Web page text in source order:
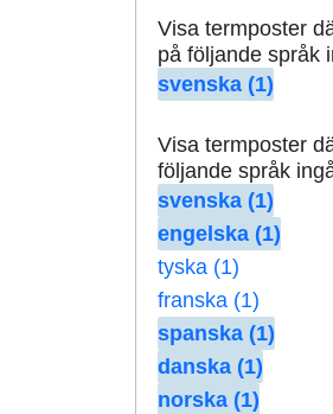
Visa termposter
på följande språk
svenska (1)
Visa termposter
följande språk
svenska (1)
engelska (1)
tyska (1)
franska (1)
spanska (1)
danska (1)
norska (1)